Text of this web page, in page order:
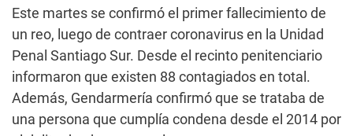
Este martes se confirmó el primer fallecimiento de
un reo, luego de contraer coronavirus en la Unidad
Penal Santiago Sur. Desde el recinto penitenciario
informaron que existen 88 contagiados en total.
Además, Gendarmería confirmó que se trataba de
una persona que cumplía condena desde el 2014 por